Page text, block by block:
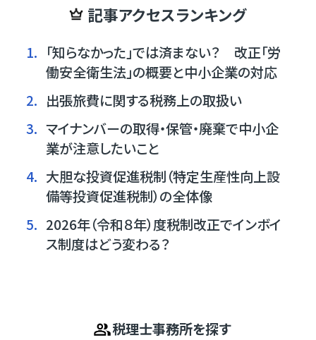
記事アクセスランキング
1. 「知らなかった」では済まない？ 改正「労
働安全衛生法」の概要と中小企業の対応
2. 出張旅費に関する税務上の取扱い
3. マイナンバーの取得・保管・廃棄で中小企
業が注意したいこと
4. 大胆な投資促進税制（特定生産性向上設
備等投資促進税制）の全体像
5. 2026年（令和８年）度税制改正でインボイ
ス制度はどう変わる？
税理士事務所を探す